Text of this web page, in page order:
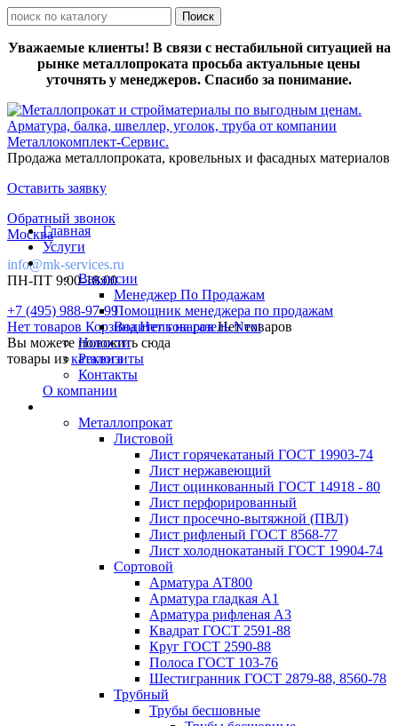
Уважаемые клиенты! В связи с нестабильной ситуацией на
рынке металлопроката просьба актуальные цены
уточнять у менеджеров. Спасибо за понимание.
Продажа металлопроката, кровельных и фасадных материалов
Оставить заявку
Обратный звонок
Москва
info@mk-services.ru
ПН-ПТ 9:00-18:00
+7 (495) 988-97-99
Нет товаров КорзинаНет товаровНет товаров
Вы можете положить сюда
товары изкаталога
Главная
Услуги
Вакансии
Менеджер По Продажам
Помощник менеджера по продажам
Водитель на газель Next
Новости
Реквизиты
Контакты
О компании
Металлопрокат
Листовой
Лист горячекатаный ГОСТ 19903-74
Лист нержавеющий
Лист оцинкованный ГОСТ 14918 - 80
Лист перфорированный
Лист просечно-вытяжной (ПВЛ)
Лист рифленый ГОСТ 8568-77
Лист холоднокатаный ГОСТ 19904-74
Сортовой
Арматура АТ800
Арматура гладкая А1
Арматура рифленая А3
Квадрат ГОСТ 2591-88
Круг ГОСТ 2590-88
Полоса ГОСТ 103-76
Шестигранник ГОСТ 2879-88, 8560-78
Трубный
Трубы бесшовные